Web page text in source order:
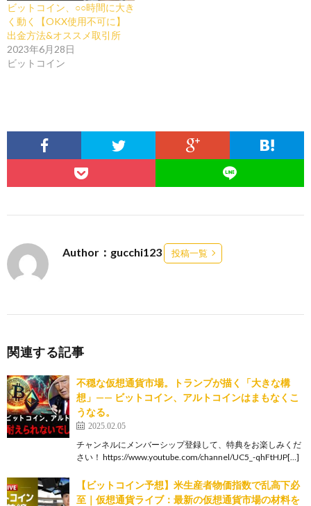
ビットコイン、○○時間に大き
く動く【OKX使用不可に】
出金方法&オススメ取引所
2023年6月28日
ビットコイン
Author：gucchi123 投稿一覧
関連する記事
不穏な仮想通貨市場。トランプが描く「大きな構
想」—— ビットコイン、アルトコインはまもなくこ
うなる。
2025.02.05
チャンネルにメンバーシップ登録して、特典をお楽しみくだ
さい！ https://www.youtube.com/channel/UC5_-qhFtHJP[…]
【ビットコイン予想】米生産者物価指数で乱高下必
至｜仮想通貨ライブ：最新の仮想通貨市場の材料を